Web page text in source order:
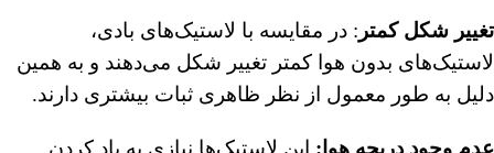
تغییر شکل کمتر : در مقایسه با لاستیک‌های بادی،
لاستیک‌های بدون هوا کمتر تغییر شکل می‌دهند و به همین
دلیل به طور معمول از نظر ظاهری ثبات بیشتری دارند.